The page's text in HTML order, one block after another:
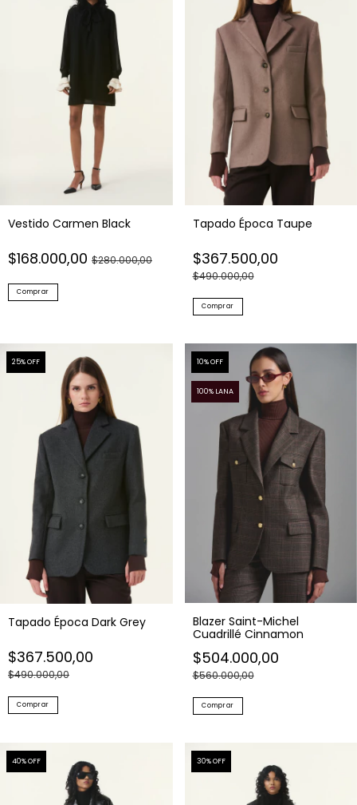
Vestido Carmen Black
$168.000,00 $280.000,00
Comprar
Tapado Época Taupe
$367.500,00
$490.000,00
Comprar
25% OFF
Tapado Época Dark Grey
$367.500,00
$490.000,00
Comprar
10% OFF
100% LANA
Blazer Saint-Michel
Cuadrillé Cinnamon
$504.000,00
$560.000,00
Comprar
40% OFF 30% OFF